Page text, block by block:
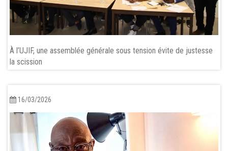
À l’UJIF, une assemblée générale sous tension évite de justesse
la scission
16/03/2026